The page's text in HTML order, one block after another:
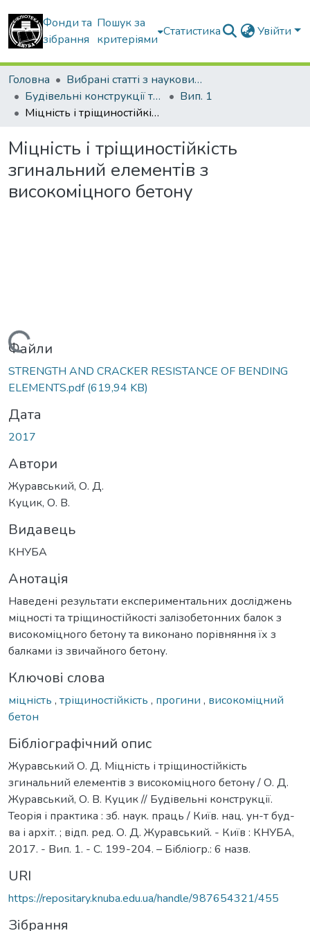
Фонди та
зібрання
Пошук за
критеріями
Статистика Увійти
Головна
Вибрані статті з наукових збірників КНУБА
Будівельні конструкції теорія і практика
Вип. 1
Міцність і тріщиностійкість згинальний елементів з високоміцного бетону
Міцність і тріщиностійкість
згинальний елементів з
високоміцного бетону
Вантажиться...
Файли
STRENGTH AND CRACKER RESISTANCE OF BENDING
ELEMENTS.pdf(619,94 KB)
Дата
2017
Автори
Журавський, О. Д.
Куцик, О. В.
Видавець
КНУБА
Анотація
Наведені результати експериментальних досліджень
міцності та тріщиностійкості залізобетонних балок з
високоміцного бетону та виконано порівняння їх з
балками із звичайного бетону.
Ключові слова
міцність , тріщиностійкість , прогини , високоміцний
бетон
Бібліографічний опис
Журавський О. Д. Міцність і тріщиностійкість
згинальний елементів з високоміцного бетону / О. Д.
Журавський, О. В. Куцик // Будівельні конструкції.
Теорія і практика : зб. наук. праць / Київ. нац. ун-т буд-
ва і архіт. ; відп. ред. О. Д. Журавський. - Київ : КНУБА,
2017. - Вип. 1. - С. 199-204. – Бібліогр.: 6 назв.
URI
https://repositary.knuba.edu.ua/handle/987654321/455
Зібрання